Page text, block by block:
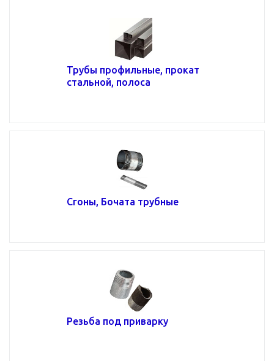
Трубы профильные, прокат
стальной, полоса
Сгоны, Бочата трубные
Резьба под приварку